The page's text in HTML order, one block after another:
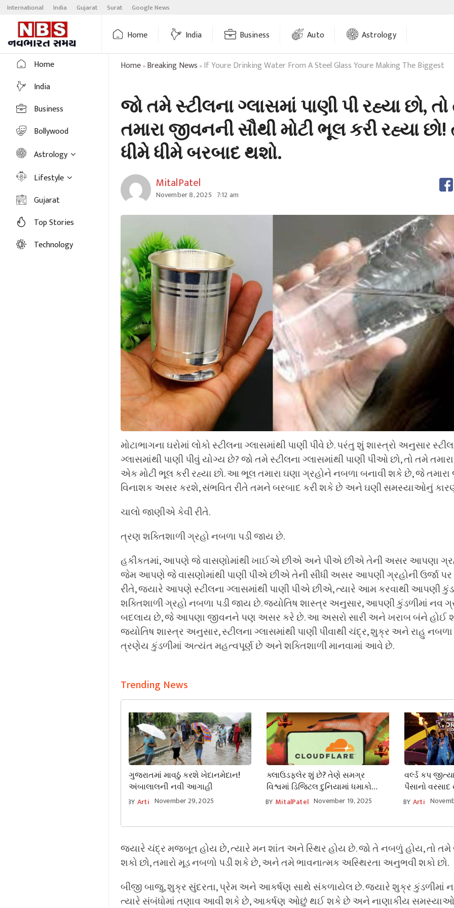
Skip
content
International India Gujarat Surat Google News
Home India Business Auto Astrology
Home
India
Business
Bollywood
Astrology
Lifestyle
Gujarat
Top Stories
Technology
Home»Breaking News »If Youre Drinking Water From A Steel Glass Youre Making The Biggest
જો તમે સ્ટીલના ગ્લાસમાં પાણી પી રહ્યા છો,
તમારા જીવનની સૌથી મોટી ભૂલ કરી રહ્યા
ધીમે ધીમે બરબાદ થશો.
MitalPatel
November 8, 2025 7:12 am
મોટાભાગના ઘરોમાં લોકો સ્ટીલના ગ્લાસમાંથી પાણી પીવે છે. પરંતુ શું શાસ્ત્રો અનુસાર
ગ્લાસમાંથી પાણી પીવું યોગ્ય છે? જો તમે સ્ટીલના ગ્લાસમાંથી પાણી પીઓ છો, તો તમે
એક મોટી ભૂલ કરી રહ્યા છો. આ ભૂલ તમારા ઘણા ગ્રહોને નબળા બનાવી શકે છે, જે
વિનાશક અસર કરશે, સંભવિત રીતે તમને બરબાદ કરી શકે છે અને ઘણી સમસ્યાઓનું
ચાલો જાણીએ કેવી રીતે.
ત્રણ શક્તિશાળી ગ્રહો નબળા પડી જાય છે.
હકીકતમાં, આપણે જે વાસણોમાંથી ખાઈએ છીએ અને પીએ છીએ તેની અસર આપણા
જેમ આપણે જે વાસણોમાંથી પાણી પીએ છીએ તેની સીધી અસર આપણી ગ્રહોની ઉર્જા પર
રીતે, જ્યારે આપણે સ્ટીલના ગ્લાસમાંથી પાણી પીએ છીએ, ત્યારે આમ કરવાથી આપણી
શક્તિશાળી ગ્રહો નબળા પડી જાય છે. જ્યોતિષ શાસ્ત્ર અનુસાર, આપણી કુંડળીમાં નવ
બદલાય છે, જે આપણા જીવનને પણ અસર કરે છે. આ અસરો સારી અને ખરાબ બંને હોઈ
જ્યોતિષ શાસ્ત્ર અનુસાર, સ્ટીલના ગ્લાસમાંથી પાણી પીવાથી ચંદ્ર, શુક્ર અને રાહુ
ત્રણેય કુંડળીમાં અત્યંત મહત્વપૂર્ણ છે અને શક્તિશાળી માનવામાં આવે છે.
Trending News
ગુજરાતમાં માવઠું કરશે ખેદાનમેદાન!
અંબાલાલની નવી આગાહી
BY Arti November 29, 2025
ક્લાઉડફ્લેર શું છે? તેણે સમગ્ર
વિશ્વમાં ડિજિટલ દુનિયામાં ધમાકો
મચાવી દીધો, આઉટેજને ટ્રેક કરતી
BY MitalPatel November 19, 2025
વર્લ્ડ કપ
પૈસાનો
સંયુક્ત રીતે 90
BY Arti
જ્યારે ચંદ્ર મજબૂત હોય છે, ત્યારે મન શાંત અને સ્થિર હોય છે. જો તે નબળું હોય, તો
શકો છો, તમારો મૂડ નબળો પડી શકે છે, અને તમે ભાવનાત્મક અસ્થિરતા અનુભવી શકો છો.
બીજી બાજુ, શુક્ર સુંદરતા, પ્રેમ અને આકર્ષણ સાથે સંકળાયેલ છે. જ્યારે શુક્ર કુંડળીમાં
ત્યારે સંબંધોમાં તણાવ આવી શકે છે, આકર્ષણ ઓછું થઈ શકે છે અને નાણાકીય